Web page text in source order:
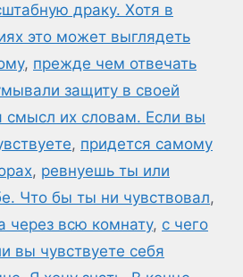
драку. Хотя в
это может выглядеть
, прежде чем отвечать
защиту в своей
смысл их словам. Если вы
, придется самому
, ревнуешь ты или
Что бы ты ни чувствовал,
через всю комнату, с чего
вы чувствуете себя